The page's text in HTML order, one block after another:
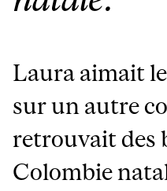
Laura aimait
sur un autre
retrouvait des
Colombie